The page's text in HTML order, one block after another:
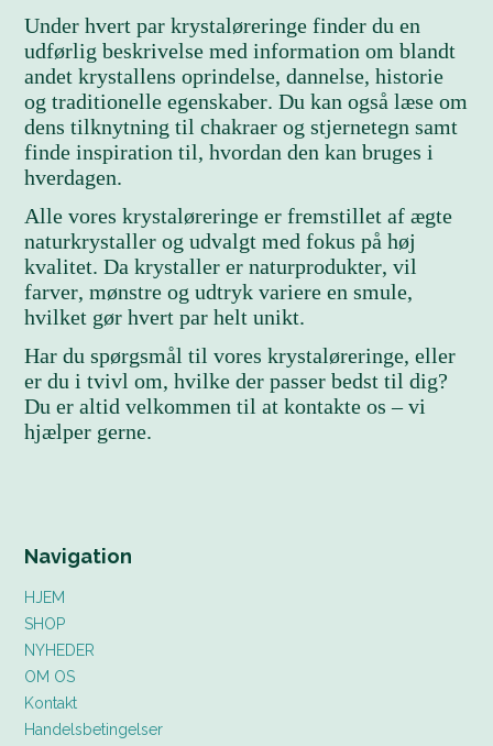
Under hvert par krystaløreringe finder du en
udførlig beskrivelse med information om blandt
andet krystallens oprindelse, dannelse, historie
og traditionelle egenskaber. Du kan også læse om
dens tilknytning til chakraer og stjernetegn samt
finde inspiration til, hvordan den kan bruges i
hverdagen.
Alle vores krystaløreringe er fremstillet af ægte
naturkrystaller og udvalgt med fokus på høj
kvalitet. Da krystaller er naturprodukter, vil
farver, mønstre og udtryk variere en smule,
hvilket gør hvert par helt unikt.
Har du spørgsmål til vores krystaløreringe, eller
er du i tvivl om, hvilke der passer bedst til dig?
Du er altid velkommen til at kontakte os – vi
hjælper gerne.
Navigation
HJEM
SHOP
NYHEDER
OM OS
Kontakt
Handelsbetingelser